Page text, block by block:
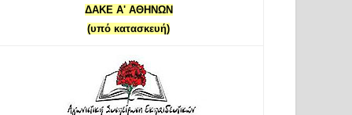
ΔΑΚΕ Α' ΑΘΗΝΩΝ
(υπό κατασκευή)